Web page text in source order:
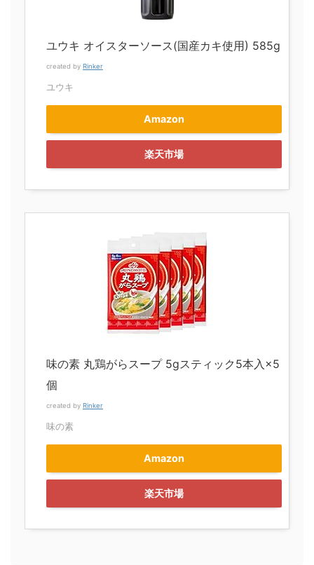
ユウキ オイスターソース(国産カキ使用) 585g
created by Rinker
ユウキ
Amazon
楽天市場
味の素 丸鶏がらスープ 5gスティック5本入×5
個
created by Rinker
味の素
Amazon
楽天市場